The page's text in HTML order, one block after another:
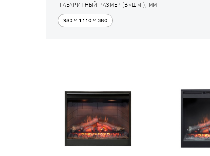
ГАБАРИТНЫЙ РАЗМЕР (В×Ш×Г), ММ
980 × 1110 × 380